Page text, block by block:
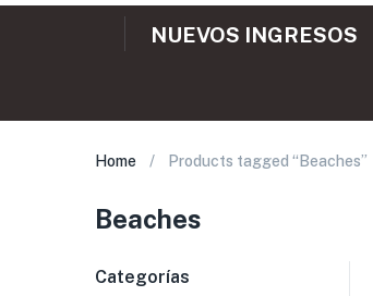
NUEVOS INGRESOS
Home Products tagged “Beaches”
Beaches
Categorías